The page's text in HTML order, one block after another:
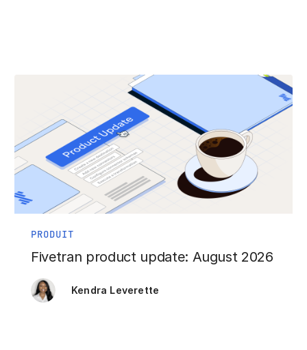
PRODUIT
Fivetran product update: August 2026
Kendra Leverette